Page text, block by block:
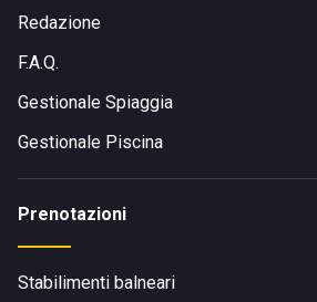
Redazione
F.A.Q.
Gestionale Spiaggia
Gestionale Piscina
Prenotazioni
Stabilimenti balneari